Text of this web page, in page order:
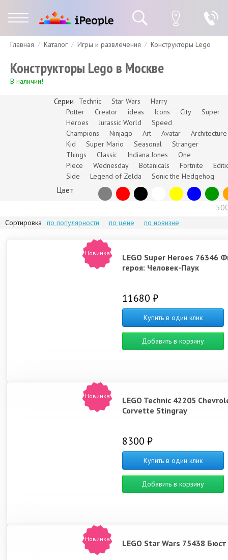
Гарантия Доставка и оплата Спецпредложения Скидки
Главная Каталог Игры и развлечения Конструкторы Lego
Конструкторы Lego в Москве
В наличии!
Серии Technic Star Wars
Harry
Potter
Creator ideas Icons City
Super
Heroes
Jurassic World
Speed
Champions
Ninjago Art Avatar
Architecture
Kid
Super Mario Seasonal
Stranger
Things
Classic Indiana Jones
One
Piece
Wednesday Botanicals Fortnite
Side
Legend of Zelda Sonic the Hedgehog
Цвет
Сортировка по популярности по цене по новизне
Новинка
LEGO Super Heroes 76346
героя: Человек-Паук
11680 ₽
Купить в один клик
Добавить в корзину
Новинка
LEGO Technic 42205
Corvette Stingray
8300 ₽
Купить в один клик
Добавить в корзину
Новинка LEGO Star Wars 75438